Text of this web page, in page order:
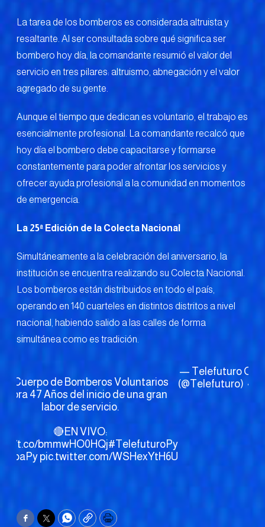
La tarea de los bomberos es considerada altruista y
resaltante. Al ser consultada sobre qué significa ser
bombero hoy día, la comandante resumió el valor del
servicio en tres pilares: altruismo, abnegación y el valor
agregado de su gente.
Aunque el tiempo que dedican es voluntario, el trabajo es
esencialmente profesional. La comandante recalcó que
hoy día el bombero debe capacitarse y formarse
constantemente para poder afrontar los servicios y
ofrecer ayuda profesional a la comunidad en momentos
de emergencia.
La 25ª Edición de la Colecta Nacional
Simultáneamente a la celebración del aniversario, la
institución se encuentra realizando su Colecta Nacional.
Los bomberos están distribuidos en todo el país,
operando en 140 cuarteles en distintos distritos a nivel
nacional, habiendo salido a las calles de forma
simultánea como es tradición.
Cuerpo de Bomberos Voluntarios
47 Años del inicio de una gran
labor de servicio.
🔴EN VIVO:
t.co/bmmwHO0HQj#TelefuturoPy
pic.twitter.com/WSHexYtH6U
— Telefuturo
(@Telefuturo) 4,
Facebook
TwitterWhatsApp
CopyPrint